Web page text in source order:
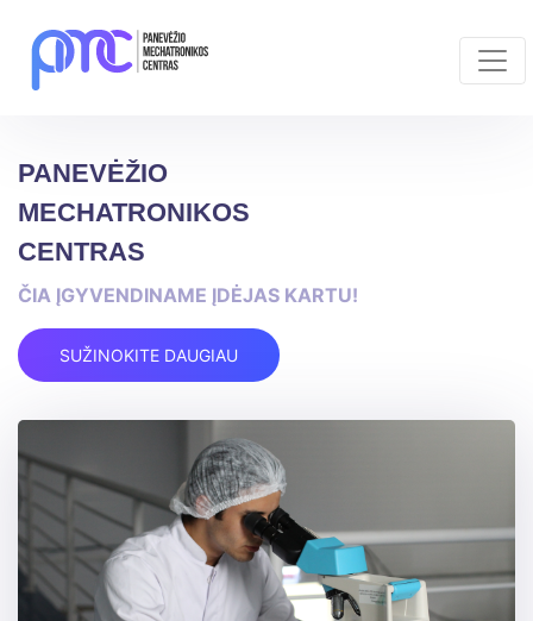
PANEVĖŽIO
MECHATRONIKOS
CENTRAS
ČIA ĮGYVENDINAME ĮDĖJAS KARTU!
SUŽINOKITE DAUGIAU